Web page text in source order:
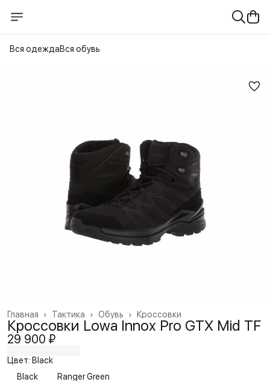
Вся одеждаВся обувь
Кроссовки
Обувь ›
Тактика ›
Главная ›
Кроссовки Lowa Innox Pro GTX Mid TF
29 900 ₽
Цвет: Black
Black
Ranger Green